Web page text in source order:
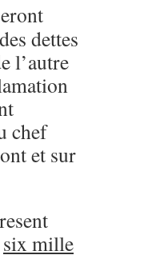
dettes
l’autre
chef
et sur
six mille